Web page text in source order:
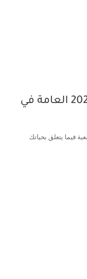
أبراج اليوم الثلاثاء 28يوليو 2026 العامة في
فيما يتعلق بحياتك